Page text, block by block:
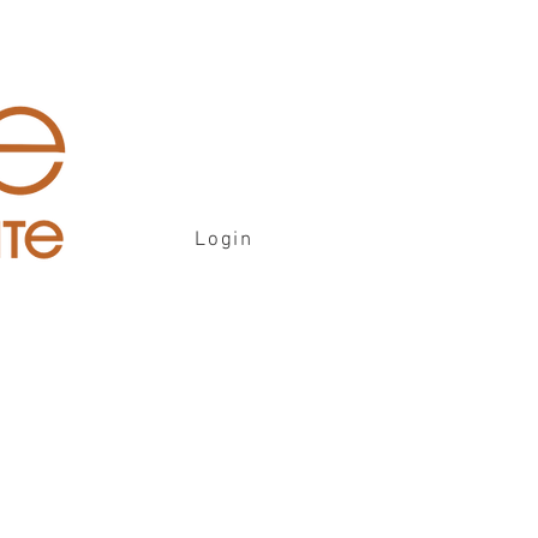
Login